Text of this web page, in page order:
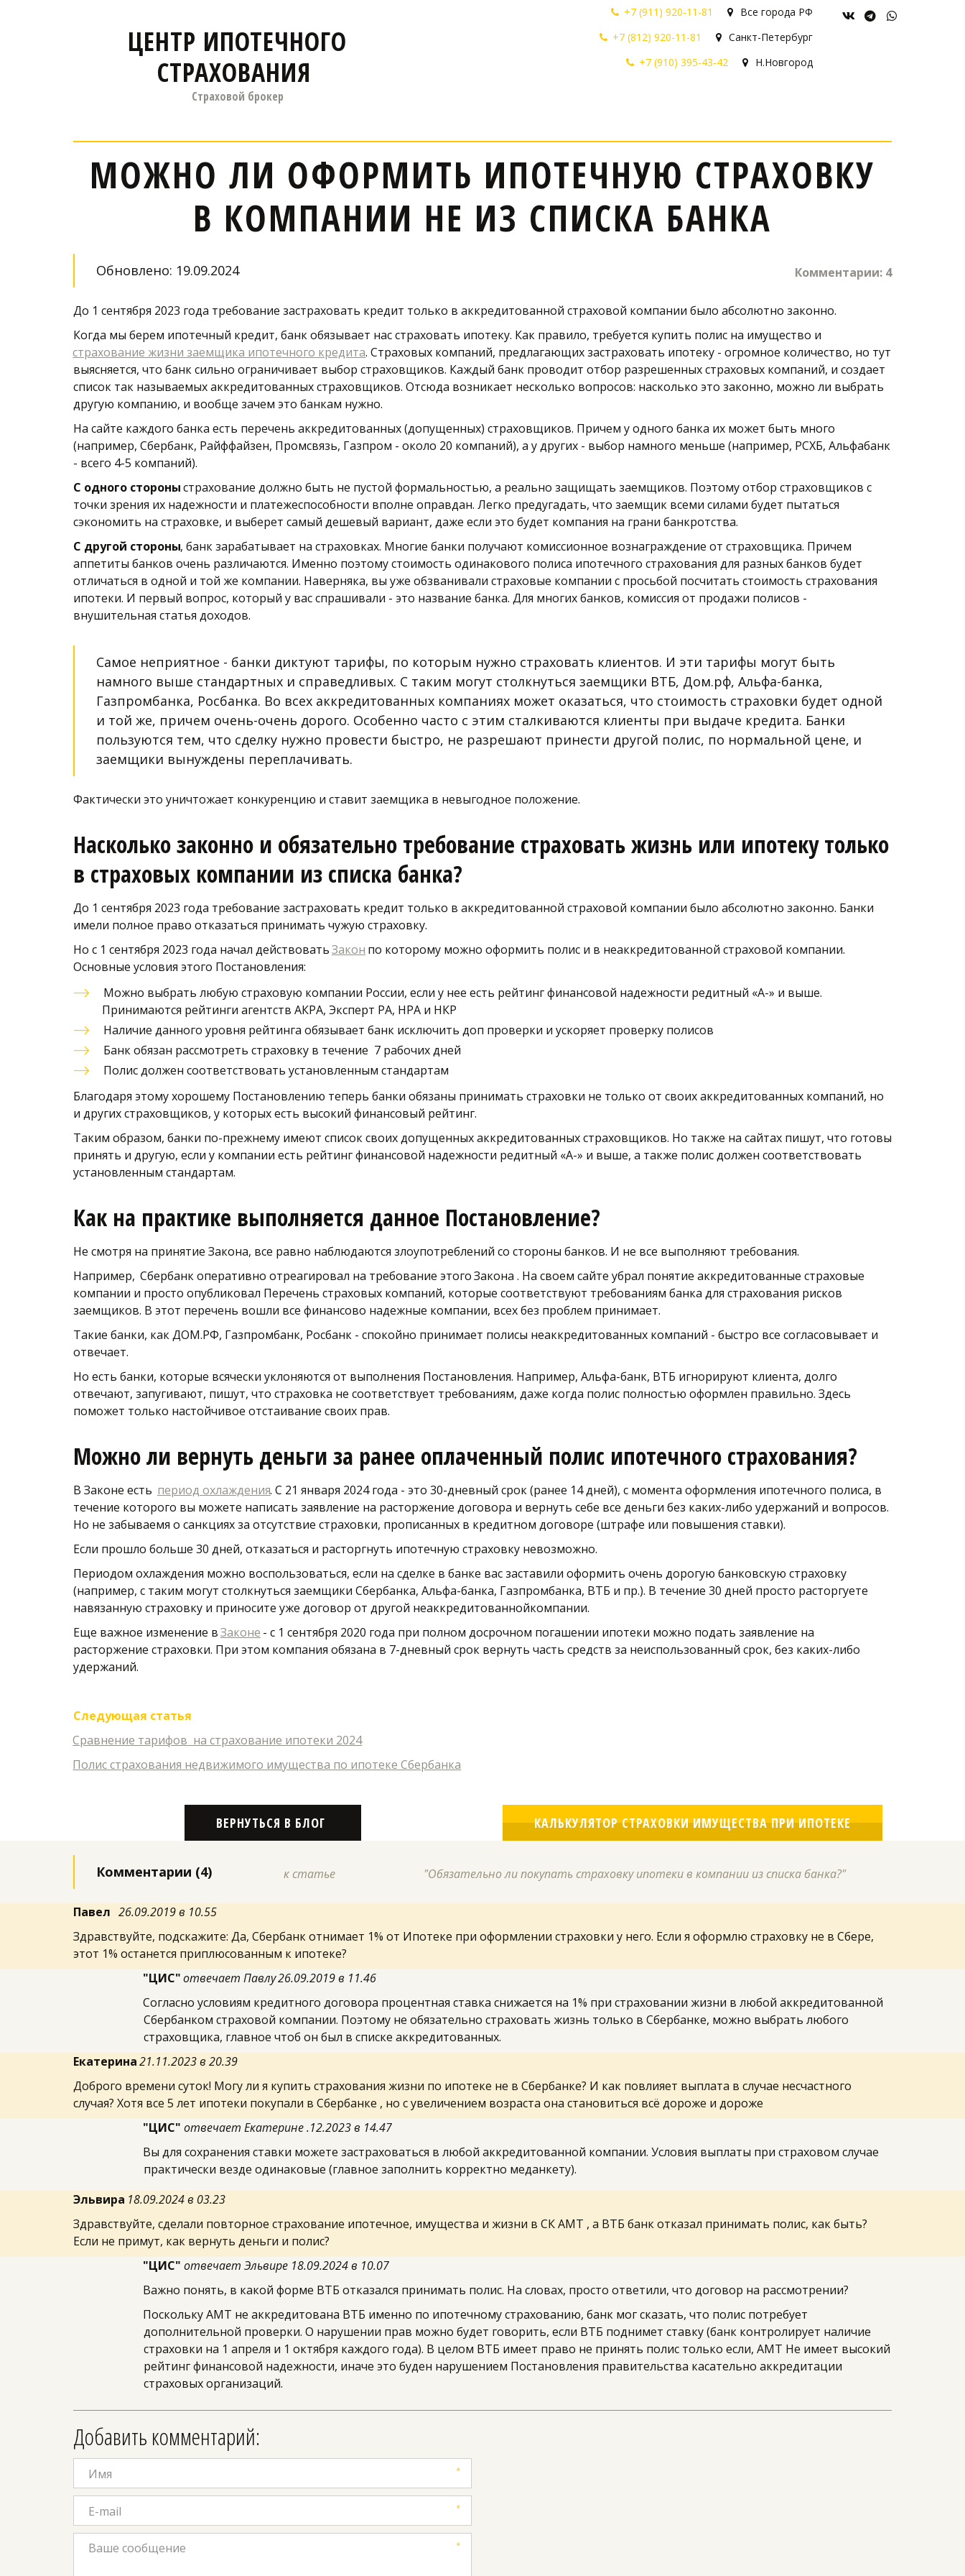
ЦЕНТР ИПОТЕЧНОГО
СТРАХОВАНИЯ
Страховой брокер
Все города РФ
+7 (911) 920-11-81
Санкт-Петербург
+7 (812) 920-11-81
Н.Новгород
+7 (910) 395-43-42
МОЖНО ЛИ ОФОРМИТЬ ИПОТЕЧНУЮ СТРАХОВКУ
В КОМПАНИИ НЕ ИЗ СПИСКА БАНКА
Обновлено: 19.09.2024 Комментарии: 4
До 1 сентября 2023 года требование застраховать кредит только в аккредитованной страховой компании было абсолютно законно.
страхование жизни заемщика ипотечного кредита. Страховых компаний, предлагающих застраховать ипотеку - огромное количество, но тут
выясняется, что банк сильно ограничивает выбор страховщиков. Каждый банк проводит отбор разрешенных страховых компаний, и создает
список так называемых аккредитованных страховщиков. Отсюда возникает несколько вопросов: насколько это законно, можно ли выбрать
другую компанию, и вообще зачем это банкам нужно.
На сайте каждого банка есть перечень аккредитованных (допущенных) страховщиков. Причем у одного банка их может быть много
(например, Сбербанк, Райффайзен, Промсвязь, Газпром - около 20 компаний), а у других - выбор намного меньше (например, РСХБ, Альфабанк
- всего 4-5 компаний).
С одного стороны страхование должно быть не пустой формальностью, а реально защищать заемщиков. Поэтому отбор страховщиков с
точки зрения их надежности и платежеспособности вполне оправдан. Легко предугадать, что заемщик всеми силами будет пытаться
сэкономить на страховке, и выберет самый дешевый вариант, даже если это будет компания на грани банкротства.
С другой стороны, банк зарабатывает на страховках. Многие банки получают комиссионное вознаграждение от страховщика. Причем
аппетиты банков очень различаются. Именно поэтому стоимость одинакового полиса ипотечного страхования для разных банков будет
отличаться в одной и той же компании. Наверняка, вы уже обзванивали страховые компании с просьбой посчитать стоимость страхования
ипотеки. И первый вопрос, который у вас спрашивали - это название банка. Для многих банков, комиссия от продажи полисов -
внушительная статья доходов.
Самое неприятное - банки диктуют тарифы, по которым нужно страховать клиентов. И эти тарифы могут быть
намного выше стандартных и справедливых. С таким могут столкнуться заемщики ВТБ, Дом.рф, Альфа-банка,
Газпромбанка, Росбанка. Во всех аккредитованных компаниях может оказаться, что стоимость страховки будет одной
и той же, причем очень-очень дорого. Особенно часто с этим сталкиваются клиенты при выдаче кредита. Банки
пользуются тем, что сделку нужно провести быстро, не разрешают принести другой полис, по нормальной цене, и
заемщики вынуждены переплачивать.
Фактически это уничтожает конкуренцию и ставит заемщика в невыгодное положение.
Насколько законно и обязательно требование страховать жизнь или ипотеку только
в страховых компании из списка банка?
До 1 сентября 2023 года требование застраховать кредит только в аккредитованной страховой компании было абсолютно законно. Банки
имели полное право отказаться принимать чужую страховку.
Но с 1 сентября 2023 года начал действовать Закон по которому можно оформить полис и в неаккредитованной страховой компании.
Основные условия этого Постановления:
Можно выбрать любую страховую компании России, если у нее есть рейтинг финансовой надежности редитный «А-» и выше.
Принимаются рейтинги агентств АКРА, Эксперт РА, НРА и НКР
Наличие данного уровня рейтинга обязывает банк исключить доп проверки и ускоряет проверку полисов
Банк обязан рассмотреть страховку в течение  7 рабочих дней
Полис должен соответствовать установленным стандартам
Благодаря этому хорошему Постановлению теперь банки обязаны принимать страховки не только от своих аккредитованных компаний, но
и других страховщиков, у которых есть высокий финансовый рейтинг.
Таким образом, банки по-прежнему имеют список своих допущенных аккредитованных страховщиков. Но также на сайтах пишут, что готовы
принять и другую, если у компании есть рейтинг финансовой надежности редитный «А-» и выше, а также полис должен соответствовать
установленным стандартам.
Как на практике выполняется данное Постановление?
Не смотря на принятие Закона, все равно наблюдаются злоупотреблений со стороны банков. И не все выполняют требования.
Например, Сбербанк оперативно отреагировал на требование этого Закона . На своем сайте убрал понятие аккредитованные страховые
компании и просто опубликовал Перечень страховых компаний, которые соответствуют требованиям банка для страхования рисков
заемщиков. В этот перечень вошли все финансово надежные компании, всех без проблем принимает.
Такие банки, как ДОМ.РФ, Газпромбанк, Росбанк - спокойно принимает полисы неаккредитованных компаний - быстро все согласовывает и
отвечает.
Но есть банки, которые всячески уклоняются от выполнения Постановления. Например, Альфа-банк, ВТБ игнорируют клиента, долго
отвечают, запугивают, пишут, что страховка не соответствует требованиям, даже когда полис полностью оформлен правильно. Здесь
поможет только настойчивое отстаивание своих прав.
Можно ли вернуть деньги за ранее оплаченный полис ипотечного страхования?
В Законе есть период охлаждения. С 21 января 2024 года - это 30-дневный срок (ранее 14 дней), с момента оформления ипотечного полиса, в
течение которого вы можете написать заявление на расторжение договора и вернуть себе все деньги без каких-либо удержаний и вопросов.
Но не забываемя о санкциях за отсутствие страховки, прописанных в кредитном договоре (штрафе или повышения ставки).
Если прошло больше 30 дней, отказаться и расторгнуть ипотечную страховку невозможно.
Периодом охлаждения можно воспользоваться, если на сделке в банке вас заставили оформить очень дорогую банковскую страховку
(например, с таким могут столкнуться заемщики Сбербанка, Альфа-банка, Газпромбанка, ВТБ и пр.). В течение 30 дней просто расторгуете
навязанную страховку и приносите уже договор от другой неаккредитованнойкомпании.
Еще важное изменение в Законе - с 1 сентября 2020 года при полном досрочном погашении ипотеки можно подать заявление на
расторжение страховки. При этом компания обязана в 7-дневный срок вернуть часть средств за неиспользованный срок, без каких-либо
удержаний.
Следующая статья
Сравнение тарифов  на страхование ипотеки 2024
Полис страхования недвижимого имущества по ипотеке Сбербанка
ВЕРНУТЬСЯ В БЛОГ КАЛЬКУЛЯТОР СТРАХОВКИ ИМУЩЕСТВА ПРИ ИПОТЕКЕ
Комментарии (4) к статье "Обязательно ли покупать страховку ипотеки в компании из списка банка?"
Павел 26.09.2019 в 10.55
Здравствуйте, подскажите: Да, Сбербанк отнимает 1% от Ипотеке при оформлении страховки у него. Если я оформлю страховку не в Сбере,
этот 1% останется приплюсованным к ипотеке?
"ЦИС"отвечает Павлу26.09.2019 в 11.46
Согласно условиям кредитного договора процентная ставка снижается на 1% при страховании жизни в любой аккредитованной
Сбербанком страховой компании. Поэтому не обязательно страховать жизнь только в Сбербанке, можно выбрать любого
страховщика, главное чтоб он был в списке аккредитованных.
Екатерина 21.11.2023 в 20.39
Доброго времени суток! Могу ли я купить страхования жизни по ипотеке не в Сбербанке? И как повлияет выплата в случае несчастного
случая? Хотя все 5 лет ипотеки покупали в Сбербанке , но с увеличением возраста она становиться всё дороже и дороже
"ЦИС" отвечает Екатерине .12.2023 в 14.47
Вы для сохранения ставки можете застраховаться в любой аккредитованной компании. Условия выплаты при страховом случае
практически везде одинаковые (главное заполнить корректно меданкету).
Эльвира 18.09.2024 в 03.23
Здравствуйте, сделали повторное страхование ипотечное, имущества и жизни в СК АМТ , а ВТБ банк отказал принимать полис, как быть?
Если не примут, как вернуть деньги и полис?
"ЦИС" отвечает Эльвире 18.09.2024 в 10.07
Важно понять, в какой форме ВТБ отказался принимать полис. На словах, просто ответили, что договор на рассмотрении?
Поскольку АМТ не аккредитована ВТБ именно по ипотечному страхованию, банк мог сказать, что полис потребует
дополнительной проверки. О нарушении прав можно будет говорить, если ВТБ поднимет ставку (банк контролирует наличие
страховки на 1 апреля и 1 октября каждого года). В целом ВТБ имеет право не принять полис только если, АМТ Не имеет высокий
рейтинг финансовой надежности, иначе это буден нарушением Постановления правительства касательно аккредитации
страховых организаций.
Добавить комментарий:
*
*
*